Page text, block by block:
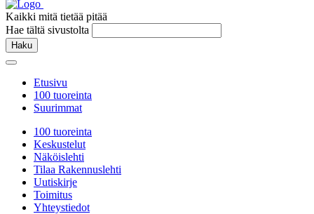
Kaikki mitä tietää pitää
Hae tältä sivustolta
Haku
Etusivu
100 tuoreinta
Suurimmat
100 tuoreinta
Keskustelut
Näköislehti
Tilaa Rakennuslehti
Uutiskirje
Toimitus
Yhteystiedot